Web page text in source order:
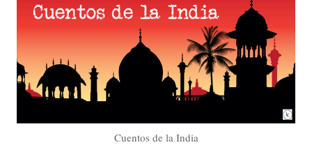
Cuentos de la India